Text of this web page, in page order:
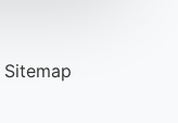
Sitemap